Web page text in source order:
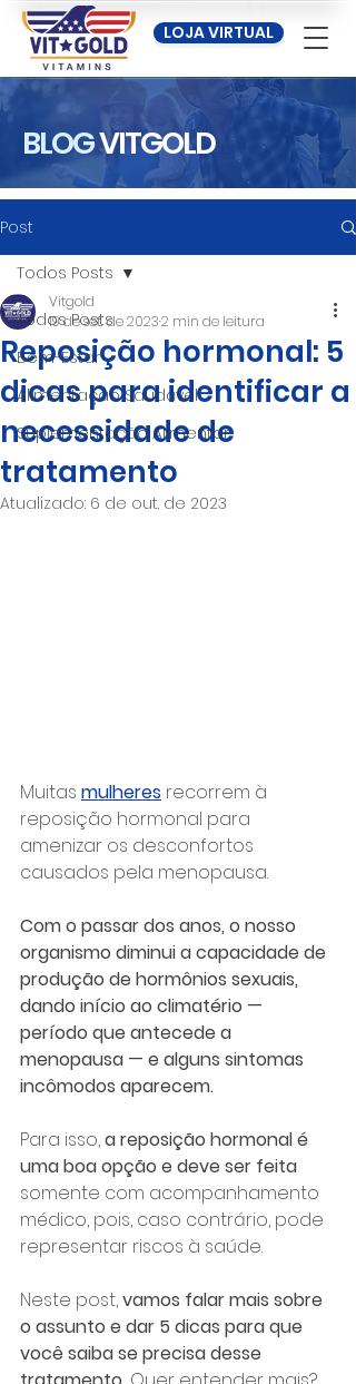
LOJA VIRTUAL
BLOGVITGOLD
Post
Todos Posts
Bem-Estar
Alimentação Saudável
Suplementação Alimentar
Todos Posts
Reposição hormonal: 5
dicas para identificar a
necessidade de
tratamento
Vitgold
19 de set. de 20232 min de leitura
Atualizado: 6 de out. de 2023
Muitas mulheres recorrem à
reposição hormonal para
amenizar os desconfortos
causados pela menopausa.
Com o passar dos anos, o nosso
organismo diminui a capacidade de
produção de hormônios sexuais,
dando início ao climatério —
período que antecede a
menopausa — e alguns sintomas
incômodos aparecem.
Para isso, a reposição hormonal é
uma boa opção e deve ser feita
somente com acompanhamento
médico, pois, caso contrário, pode
representar riscos à saúde.
Neste post, vamos falar mais sobre
o assunto e dar 5 dicas para que
você saiba se precisa desse